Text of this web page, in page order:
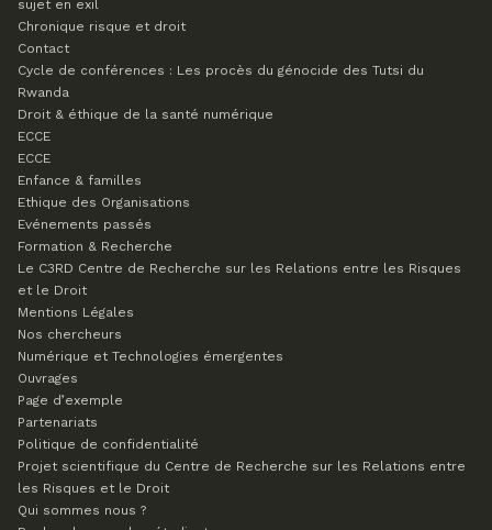
sujet en exil
Chronique risque et droit
Contact
Cycle de conférences : Les procès du génocide des Tutsi du
Rwanda
Droit & éthique de la santé numérique
ECCE
ECCE
Enfance & familles
Ethique des Organisations
Evénements passés
Formation & Recherche
Le C3RD Centre de Recherche sur les Relations entre les Risques
et le Droit
Mentions Légales
Nos chercheurs
Numérique et Technologies émergentes
Ouvrages
Page d’exemple
Partenariats
Politique de confidentialité
Projet scientifique du Centre de Recherche sur les Relations entre
les Risques et le Droit
Qui sommes nous ?